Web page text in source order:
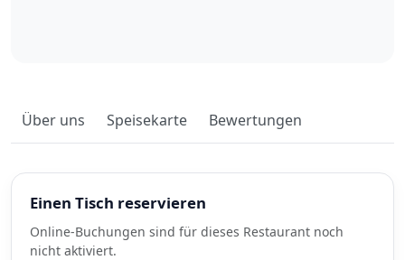
Über uns Speisekarte Bewertungen
Einen Tisch reservieren
Online-Buchungen sind für dieses Restaurant noch
nicht aktiviert.